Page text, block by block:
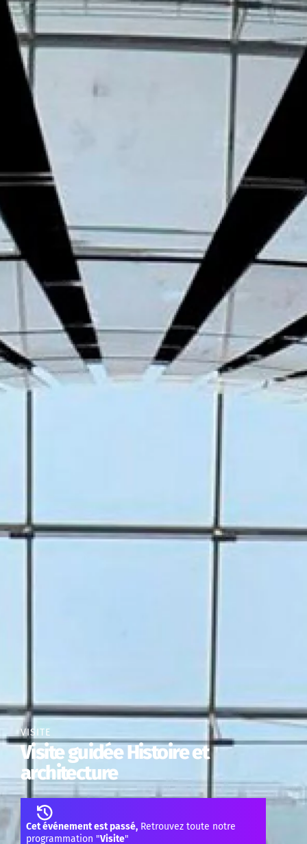
VISITE
Visite guidée Histoire et
architecture
Cet événement est passé, Retrouvez toute notre
programmation "Visite"